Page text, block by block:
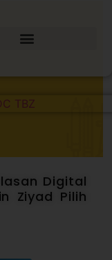
Digital
Ziyad Pilih